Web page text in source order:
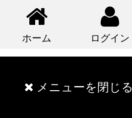
ホーム ログイン
メニューを閉じる